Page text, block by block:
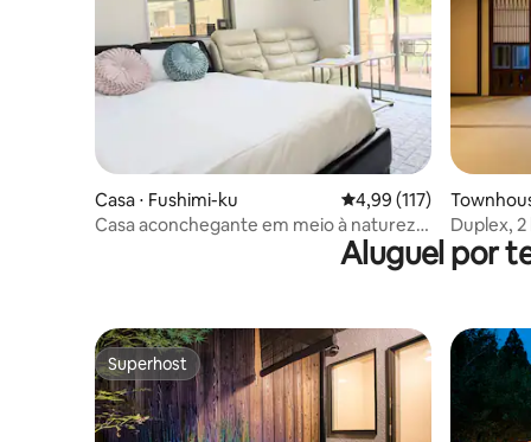
Casa ⋅ Fushimi-ku 4,99 de uma avaliação
4,99 (117)
Casa aconchegante em meio à natureza!
Caminhe até Fushimi Inari Taisha
Duplex,
livre e
Aluguel por
Superhost
Superhost